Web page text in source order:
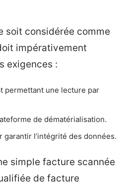
soit considérée comme
impérativement
exigences :
permettant une lecture par
de dématérialisation.
l’intégrité des données.
simple facture scannée
de facture